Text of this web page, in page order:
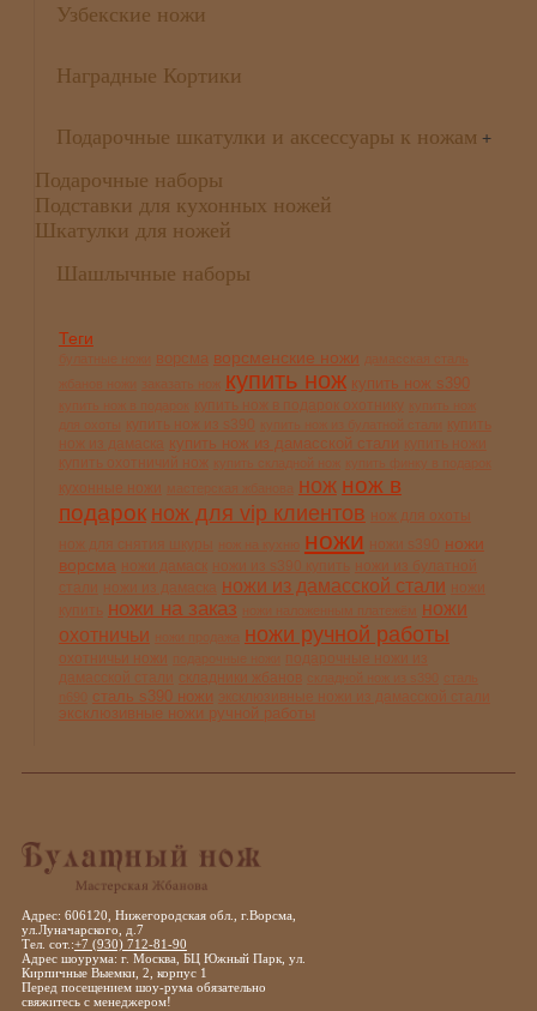
Узбекские ножи
Наградные Кортики
Подарочные шкатулки и аксессуары к ножам +
Подарочные наборы
Подставки для кухонных ножей
Шкатулки для ножей
Шашлычные наборы
Теги
ворсма ворсменские ножи
купить нож купить нож s390
купить нож из дамасской стали
купить охотничий нож
кухонные ножи нож нож в
подарок нож для vip клиентов нож для охоты
ножи
ножи
ворсма
ножи дамаск
ножи из булатной
стали
ножи из дамасской стали
ножи
купить
ножи на заказ
ножи
охотничьи
ножи ручной работы
охотничьи ножи
складники жбанов
сталь s390 ножи
эксклюзивные ножи ручной работы
Адрес: 606120, Нижегородская обл., г.Ворсма,
ул.Луначарского, д.7
Тел. сот.:+7 (930) 712-81-90
Адрес шоурума: г. Москва, БЦ Южный Парк, ул.
Кирпичные Выемки, 2, корпус 1
Перед посещением шоу-рума обязательно
свяжитесь с менеджером!